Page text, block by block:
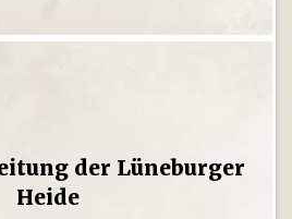
der Lüneburger
Heide